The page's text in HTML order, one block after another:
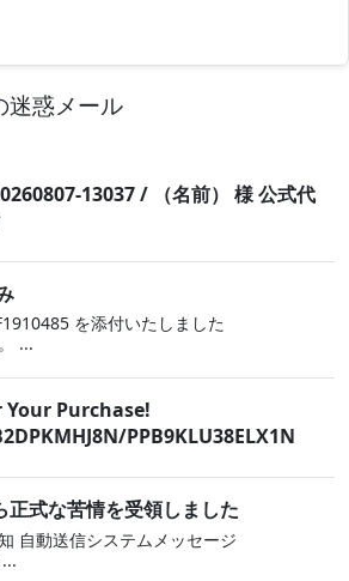
迷惑メール
13037 / （名前） 様 公式代
を添付いたしました
...
Purchase!
PPB9KLU38ELX1N
式な苦情を受領しました
自動送信システムメッセージ